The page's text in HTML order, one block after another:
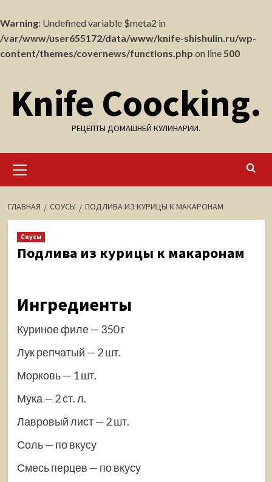
Warning: Undefined variable $meta2 in
/var/www/user655172/data/www/knife-shishulin.ru/wp-
content/themes/covernews/functions.php on line500
содержимому
Knife Coocking.
РЕЦЕПТЫ ДОМАШНЕЙ КУЛИНАРИИ.
меню
ГЛАВНАЯ СОУСЫ ПОДЛИВА ИЗ КУРИЦЫ К МАКАРОНАМ
Соусы
Подлива из курицы к макаронам
Ингредиенты
Куриное филе — 350 г
Лук репчатый — 2 шт.
Морковь — 1 шт.
Мука — 2 ст. л.
Лавровый лист — 2 шт.
Соль — по вкусу
Смесь перцев — по вкусу